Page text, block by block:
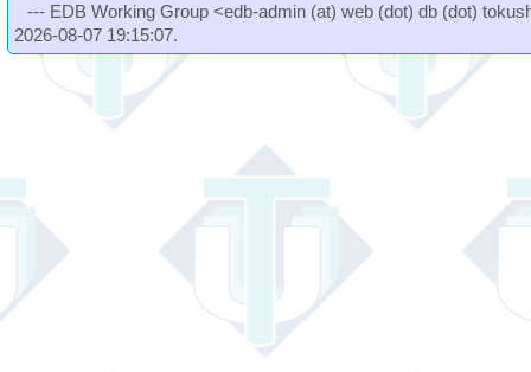
--- EDB Working Group <edb-admin (at) web (dot) db (dot)
2026-08-07 19:15:07.